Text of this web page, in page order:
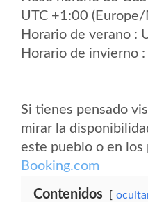
UTC +1:00
Horario de verano :
Horario de invierno
Si tienes pensado
mirar la
este pueblo o en los
Booking.com
Contenidos